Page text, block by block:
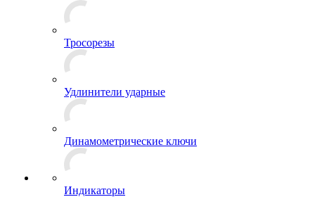
Тросорезы
Удлинители ударные
Динамометрические ключи
Индикаторы